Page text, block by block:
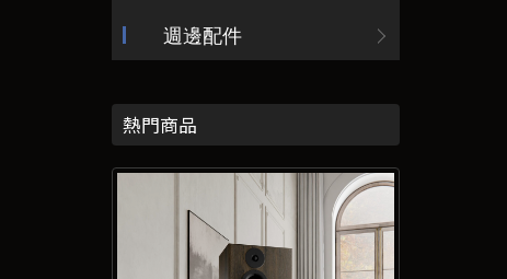
週邊配件
熱門商品